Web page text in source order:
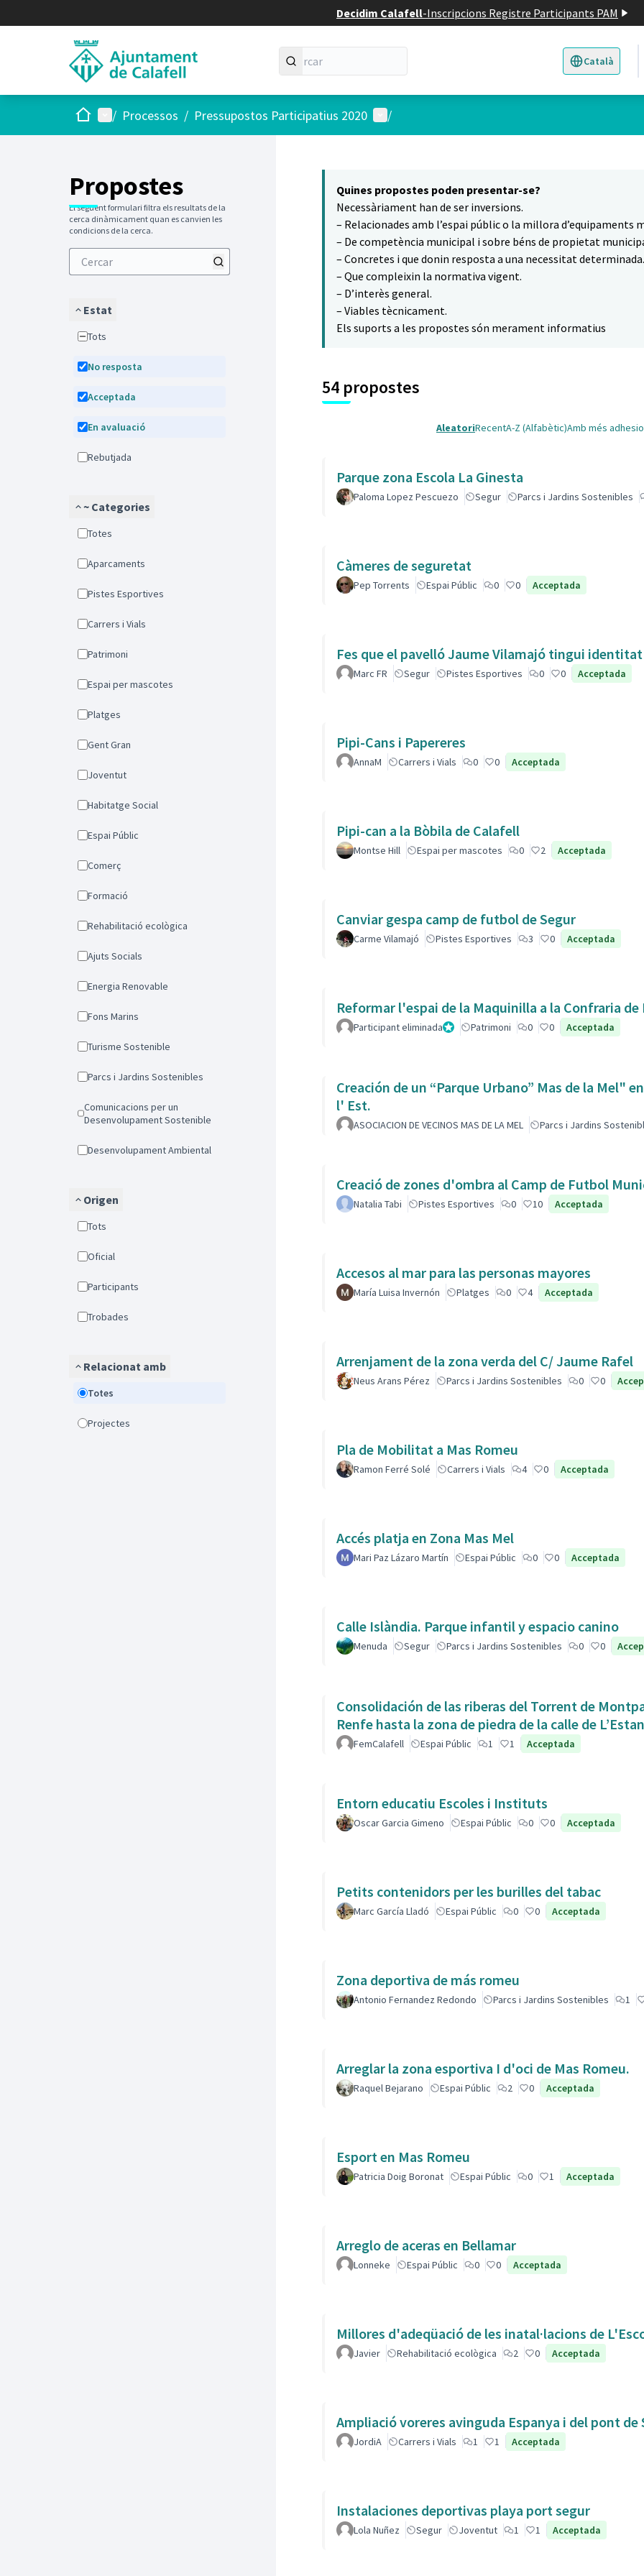
Decidim Calafell-Inscripcions Registre Participants PAM
Català
Triar la llengua
Inici Menú principal
/ Processos / Pressupostos Participatius 2020 Menú d'usuari
/
Propostes
El següent formulari filtra els resultats de la
cerca dinàmicament quan es canvien les
condicions de la cerca.
Estat
Tots
No resposta
Acceptada
En avaluació
Rebutjada
~ Categories
Totes
Aparcaments
Pistes Esportives
Carrers i Vials
Patrimoni
Espai per mascotes
Platges
Gent Gran
Joventut
Habitatge Social
Espai Públic
Comerç
Formació
Rehabilitació ecològica
Ajuts Socials
Energia Renovable
Fons Marins
Turisme Sostenible
Parcs i Jardins Sostenibles
Comunicacions per un
Desenvolupament Sostenible
Desenvolupament Ambiental
Origen
Tots
Oficial
Participants
Trobades
Relacionat amb
Totes
Projectes
7
Quines propostes poden presentar-se?
Necessàriament han de ser inversions.
– Relacionades amb l’espai públic o la millora d’equipaments
– De competència municipal i sobre béns de propietat
– Concretes i que donin resposta a una necessitat determinada.
– Que compleixin la normativa vigent.
– D’interès general.
– Viables tècnicament.
Els suports a les propostes són merament informatius
54 propostes
AleatoriRecentA-Z (Alfabètic)Amb més
Parque zona Escola La Ginesta
Paloma Lopez Pescuezo Segur Parcs i Jardins Sostenibles
Càmeres de seguretat
Pep Torrents Espai Públic 0 0 Acceptada
Fes que el pavelló Jaume Vilamajó tingui identitat
Marc FR Segur Pistes Esportives 0 0 Acceptada
Pipi-Cans i Papereres
AnnaM Carrers i Vials 0 0 Acceptada
Pipi-can a la Bòbila de Calafell
Montse Hill Espai per mascotes 0 2 Acceptada
Canviar gespa camp de futbol de Segur
Carme Vilamajó Pistes Esportives 3 0 Acceptada
Reformar l'espai de la Maquinilla a la Confraria de
Participant eliminadaAdministrador
Patrimoni 0 0 Acceptada
Creación de un “Parque Urbano” Mas de la Mel"
l' Est.
ASOCIACION DE VECINOS MAS DE LA MEL Parcs i Jardins
Creació de zones d'ombra al Camp de Futbol
Natalia Tabi Pistes Esportives 0 10 Acceptada
Accesos al mar para las personas mayores
María Luisa Invernón Platges 0 4 Acceptada
Arrenjament de la zona verda del C/ Jaume Rafel
Neus Arans Pérez Parcs i Jardins Sostenibles 0 0
Pla de Mobilitat a Mas Romeu
Ramon Ferré Solé Carrers i Vials 4 0 Acceptada
Accés platja en Zona Mas Mel
Mari Paz Lázaro Martín Espai Públic 0 0 Acceptada
Calle Islàndia. Parque infantil y espacio canino
Menuda Segur Parcs i Jardins Sostenibles 0 0
Consolidación de las riberas del Torrent de
Renfe hasta la zona de piedra de la calle de
FemCalafell Espai Públic 1 1 Acceptada
Entorn educatiu Escoles i Instituts
Oscar Garcia Gimeno Espai Públic 0 0 Acceptada
Petits contenidors per les burilles del tabac
Marc García Lladó Espai Públic 0 0 Acceptada
Zona deportiva de más romeu
Antonio Fernandez Redondo Parcs i Jardins Sostenibles 1
Arreglar la zona esportiva I d'oci de Mas Romeu.
Raquel Bejarano Espai Públic 2 0 Acceptada
Esport en Mas Romeu
Patricia Doig Boronat Espai Públic 0 1 Acceptada
Arreglo de aceras en Bellamar
Lonneke Espai Públic 0 0 Acceptada
Millores d'adeqüació de les inatal·lacions de
Javier Rehabilitació ecològica 2 0 Acceptada
Ampliació voreres avinguda Espanya i del pont de
JordiA Carrers i Vials 1 1 Acceptada
Instalaciones deportivas playa port segur
Lola Nuñez Segur Joventut 1 1 Acceptada